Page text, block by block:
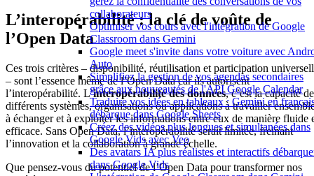
collaborateurs
Optimiser vos cours avec l'intégration de Google
Classroom dans Gemini
Google meet s'invite dans votre voiture avec
Auto
Simplifiez la gestion de vos agendas secondaires
grâce aux nouveautés de l'API Google Calendar
Traduire vos idées en tableaux : Gemini en
débarque dans Google Sheets
Créez des vidéos plus longues et simultanées dans
Google Vids avec Veo
Des avatars IA plus réalistes et interactifs
dans Google Vids
L’interopérabilité : la clé de voûte de
l’Open Data
Ces trois critères – disponibilité, réutilisation et participation
– sont l’essence même de l’Open Data car ils autorisent
l’interopérabilité. L’interopérabilité des données, c’est la capacité
différents systèmes, organisations ou applications à travailler
à échanger et à exploiter les informations entre eux de manière fluide
efficace. Sans Open Data, l’interopérabilité serait limitée, freinant
l’innovation et la collaboration à grande échelle.
Que pensez-vous du potentiel de l’Open Data pour transformer nos